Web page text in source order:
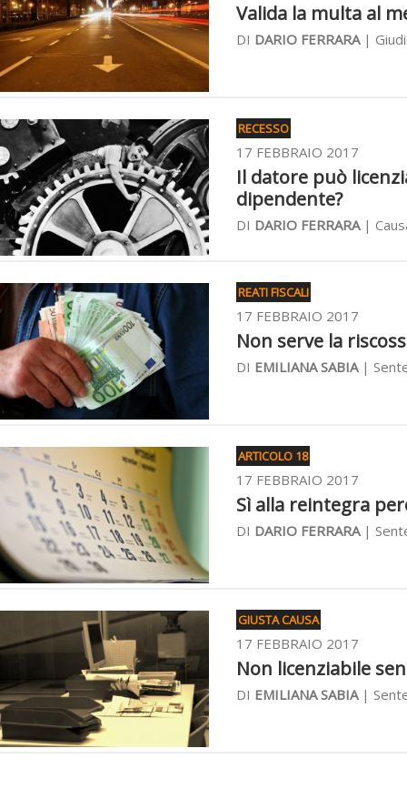
Valida la multa al
DI DARIO FERRARA|
RECESSO
17 FEBBRAIO 2017
Il datore può
dipendente?
DI DARIO FERRARA|
REATI FISCALI
17 FEBBRAIO 2017
Non serve la
DI EMILIANA SABIA|
ARTICOLO 18
17 FEBBRAIO 2017
Sì alla reintegra
DI DARIO FERRARA|
GIUSTA CAUSA
17 FEBBRAIO 2017
Non licenziabile
DI EMILIANA SABIA|